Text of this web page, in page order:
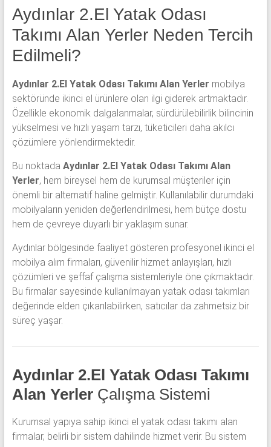
odası
ve
Metebronz
yatak
odası
takımı
alınmaktadır.
Aydınlar 2.El Yatak Odası
Takımı Alan Yerler Neden Tercih
Edilmeli?
Aydınlar 2.El Yatak Odası Takımı Alan Yerler mobilya
sektöründe ikinci el ürünlere olan ilgi giderek artmaktadır.
Özellikle ekonomik dalgalanmalar, sürdürülebilirlik bilincinin
yükselmesi ve hızlı yaşam tarzı, tüketicileri daha akılcı
çözümlere yönlendirmektedir.
Bu noktada Aydınlar 2.El Yatak Odası Takımı Alan
Yerler, hem bireysel hem de kurumsal müşteriler için
önemli bir alternatif haline gelmiştir. Kullanılabilir durumdaki
mobilyaların yeniden değerlendirilmesi, hem bütçe dostu
hem de çevreye duyarlı bir yaklaşım sunar.
Aydınlar bölgesinde faaliyet gösteren profesyonel ikinci el
mobilya alım firmaları, güvenilir hizmet anlayışları, hızlı
çözümleri ve şeffaf çalışma sistemleriyle öne çıkmaktadır.
Bu firmalar sayesinde kullanılmayan yatak odası takımları
değerinde elden çıkarılabilirken, satıcılar da zahmetsiz bir
süreç yaşar.
Aydınlar 2.El Yatak Odası Takımı
Alan YerlerÇalışma Sistemi
Kurumsal yapıya sahip ikinci el yatak odası takımı alan
firmalar, belirli bir sistem dahilinde hizmet verir. Bu sistem